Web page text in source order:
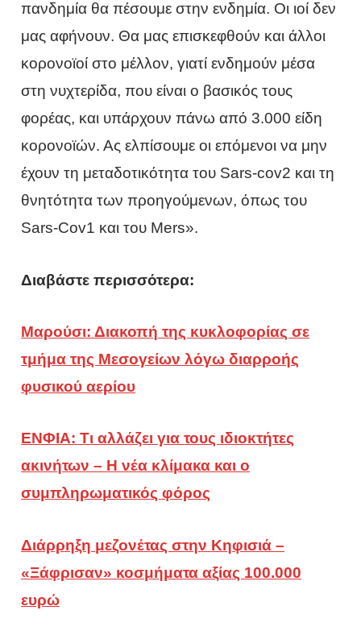
πανδημία θα πέσουμε στην ενδημία. Οι ιοί δεν
μας αφήνουν. Θα μας επισκεφθούν και άλλοι
κορονοϊοί στο μέλλον, γιατί ενδημούν μέσα
στη νυχτερίδα, που είναι ο βασικός τους
φορέας, και υπάρχουν πάνω από 3.000 είδη
κορονοϊών. Ας ελπίσουμε οι επόμενοι να μην
έχουν τη μεταδοτικότητα του Sars-cov2 και τη
θνητότητα των προηγούμενων, όπως του
Sars-Cov1 και του Mers».
Διαβάστε περισσότερα:
Μαρούσι: Διακοπή της κυκλοφορίας σε
τμήμα της Μεσογείων λόγω διαρροής
φυσικού αερίου
ΕΝΦΙΑ: Τι αλλάζει για τους ιδιοκτήτες
ακινήτων – Η νέα κλίμακα και ο
συμπληρωματικός φόρος
Διάρρηξη μεζονέτας στην Κηφισιά –
«Ξάφρισαν» κοσμήματα αξίας 100.000
ευρώ